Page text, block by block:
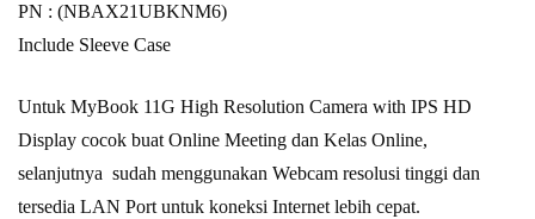
PN : (NBAX21UBKNM6)
Include Sleeve Case
Untuk MyBook 11G High Resolution Camera with IPS HD
Display cocok buat Online Meeting dan Kelas Online,
selanjutnya sudah menggunakan Webcam resolusi tinggi dan
tersedia LAN Port untuk koneksi Internet lebih cepat.